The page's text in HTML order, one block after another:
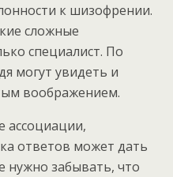
к шизофрении.
сложные
специалист. По
могут увидеть и
воображением.
ассоциации,
ответов может дать
нужно забывать, что